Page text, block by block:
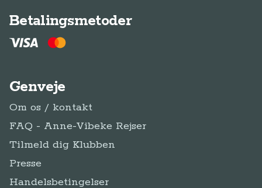
Betalingsmetoder
Genveje
Om os / kontakt
FAQ - Anne-Vibeke Rejser
Tilmeld dig Klubben
Presse
Handelsbetingelser